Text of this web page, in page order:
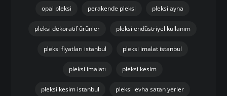
opal pleksi perakende pleksi pleksi ayna
pleksi dekoratif ürünler pleksi endüstriyel kullanım
pleksi fiyatları istanbul pleksi imalat istanbul
pleksi imalatı pleksi kesim
pleksi kesim istanbul pleksi levha satan yerler